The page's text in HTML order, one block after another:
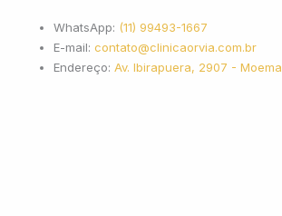
WhatsApp: (11) 99493-1667
E-mail: contato@clinicaorvia.com.br
Endereço: Av. Ibirapuera, 2907 - Moema